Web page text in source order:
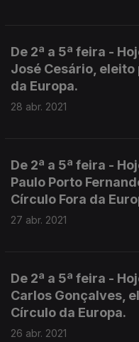
De 2ª a 5ª feira -
José Cesário, eleito
da Europa.
28 abr. 2021
De 2ª a 5ª feira -
Paulo Porto
Círculo Fora da
27 abr. 2021
De 2ª a 5ª feira -
Carlos Gonçalves,
Círculo da Europa.
26 abr. 2021